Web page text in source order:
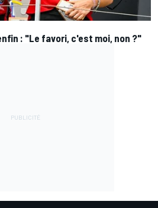
: "Le favori, c'est moi, non ?"